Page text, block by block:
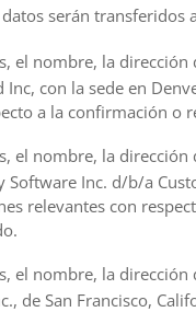
serán transferidos
el nombre, la
Inc, con la sede en
a la confirmación o
el nombre, la
Software Inc. d/b/a
relevantes con
el nombre, la
de San Francisco,